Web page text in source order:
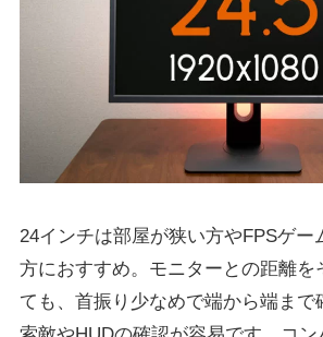
24インチは部屋が狭い方やFPSゲー
方におすすめ。モニターとの距離を
ても、首振り少なめで端から端まで